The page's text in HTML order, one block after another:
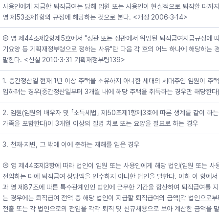
사용인에게 지급한 퇴직급여는 당해 임원 또는 사용인이 현실적으로 퇴직할 때까
영 제53조제1항의 규정에 해당하는 것으로 본다. <개정 2006·3·14>
③ 영 제44조제2항제5호에서 "정관 또는 정관에서 위임된 퇴직급여지급규정에
기요양 등 기획재정부령으로 정하는 사유"란 다음 각 호의 어느 하나에 해당하는
말한다. <신설 2010·3·31 기획재정부령139>
1. 중간정산일 현재 1년 이상 주택을 소유하지 아니한 세대의 세대주인 임원이 주
입하려는 경우(중간정산일부터 3개월 내에 해당 주택을 취득하는 경우만 해당한다)
2. 임원(임원의 배우자 및 「소득세법」 제50조제1항제3호에 따른 생계를 같이 하
가족을 포함한다)이 3개월 이상의 질병 치료 또는 요양을 필요로 하는 경우
3. 천재·지변, 그 밖에 이에 준하는 재해를 입은 경우
④ 영 제44조제3항에 따라 법인이 임원 또는 사용인에게 해당 법인(임원 또는 사
전입하는 때에 퇴직급여 상당액을 인수하지 아니한 법인을 말한다. 이하 이 항에
과 영 제87조에 따른 특수관계인인 법인에 근무한 기간을 합산하여 퇴직급여를
는 경우에는 퇴직급여 전액 중 해당 법인이 지급할 퇴직급여의 금액(각 법인으로부
전출 또는 각 법인으로의 전입을 각각 퇴직 및 신규채용으로 보아 계산한 금액을